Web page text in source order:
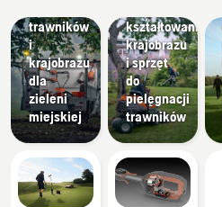
trawników
i
krajobrazu
dla
zieleni
miejskiej
kształtowania
krajobrazu
i sprzęt
do
pielęgnacji
trawników